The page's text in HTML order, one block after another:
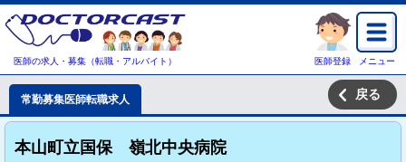
医師の求人・募集（転職・アルバイト） 医師登録 メニュー
常勤募集医師転職求人 戻る
本山町立国保 嶺北中央病院